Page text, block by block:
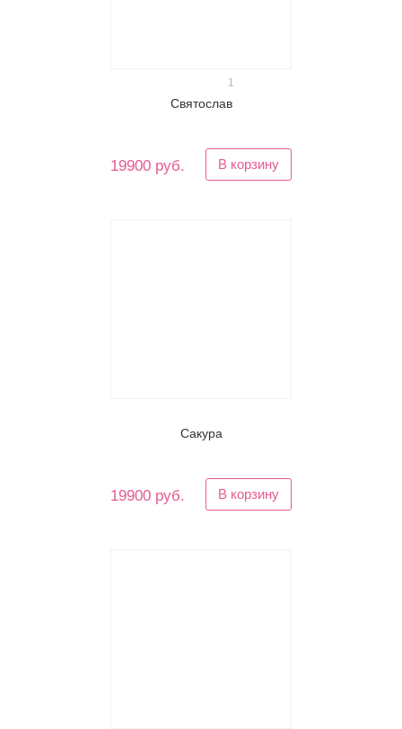
1
Святослав
19900 руб. В корзину
Сакура
19900 руб. В корзину